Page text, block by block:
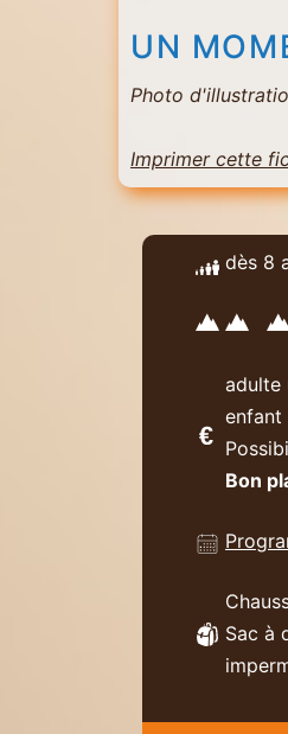
UN
Photo
Imprimer cette
dès 8
adulte
enfant
Bon
Sac à